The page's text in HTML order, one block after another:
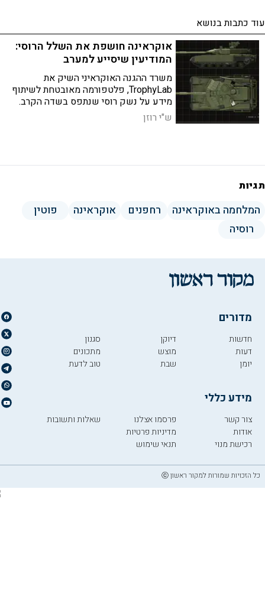
עוד כתבות בנושא
אוקראינה חושפת את השלל הרוסי:
המודיעין שיסייע למערב
משרד ההגנה האוקראיני השיק את
TrophyLab, פלטפורמה מאובטחת לשיתוף
מידע על נשק רוסי שנתפס בשדה הקרב.
בעלות ברית יוכלו לקבל נתונים, מחקרים
ואף דגימות פיזיות
ש"י רוזן
תגיות
המלחמה באוקראינה רחפנים אוקראינה
פוטין
רוסיה
מדורים
חדשות
דעות
יומן
דיוקן
מוצש
שבת
סגנון
מתכונים
טוב לדעת
מידע כללי
צור קשר
אודות
רכישת מנוי
פרסמו אצלנו
מדיניות פרטיות
תנאי שימוש
שאלות ותשובות
כל הזכויות שמורות למקור ראשון ⓒ